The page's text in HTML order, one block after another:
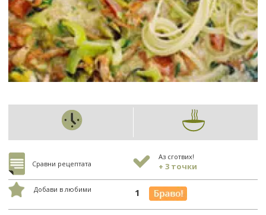
Сравни рецептата
Аз сготвих!
+ 3 точки
Добави в любими 1